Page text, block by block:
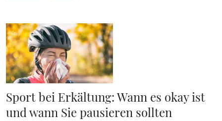
Sport bei Erkältung: Wann es okay ist
und wann Sie pausieren sollten